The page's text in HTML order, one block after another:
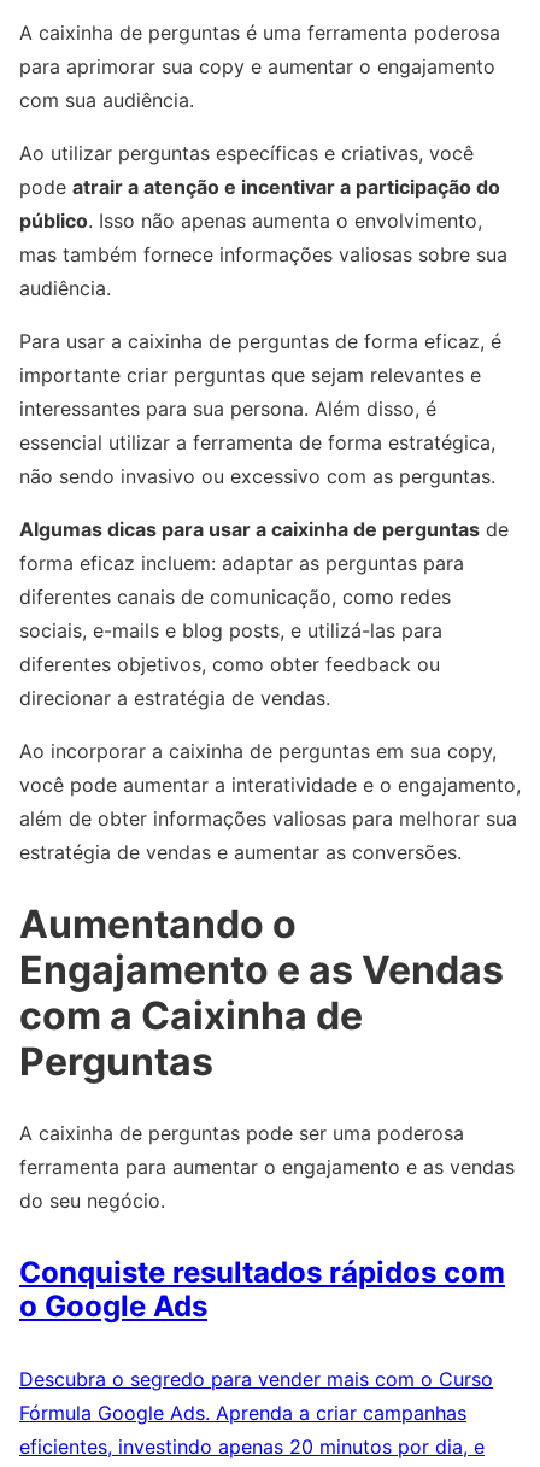
A caixinha de perguntas é uma ferramenta poderosa
para aprimorar sua copy e aumentar o engajamento
com sua audiência.
Ao utilizar perguntas específicas e criativas, você
pode atrair a atenção e incentivar a participação do
público. Isso não apenas aumenta o envolvimento,
mas também fornece informações valiosas sobre sua
audiência.
Para usar a caixinha de perguntas de forma eficaz, é
importante criar perguntas que sejam relevantes e
interessantes para sua persona. Além disso, é
essencial utilizar a ferramenta de forma estratégica,
não sendo invasivo ou excessivo com as perguntas.
Algumas dicas para usar a caixinha de perguntas de
forma eficaz incluem: adaptar as perguntas para
diferentes canais de comunicação, como redes
sociais, e-mails e blog posts, e utilizá-las para
diferentes objetivos, como obter feedback ou
direcionar a estratégia de vendas.
Ao incorporar a caixinha de perguntas em sua copy,
você pode aumentar a interatividade e o engajamento,
além de obter informações valiosas para melhorar sua
estratégia de vendas e aumentar as conversões.
Aumentando o
Engajamento e as Vendas
com a Caixinha de
Perguntas
A caixinha de perguntas pode ser uma poderosa
ferramenta para aumentar o engajamento e as vendas
do seu negócio.
Conquiste resultados rápidos com
o Google Ads
Descubra o segredo para vender mais com o Curso
Fórmula Google Ads. Aprenda a criar campanhas
eficientes, investindo apenas 20 minutos por dia, e